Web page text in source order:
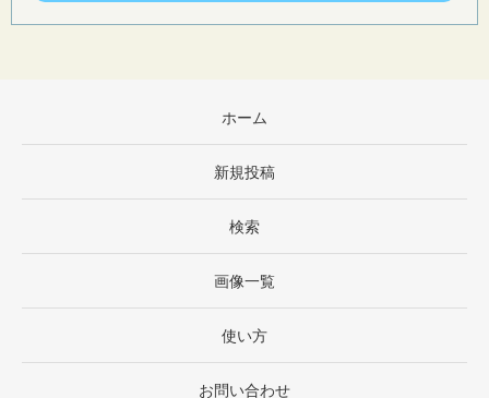
ホーム
新規投稿
検索
画像一覧
使い方
お問い合わせ